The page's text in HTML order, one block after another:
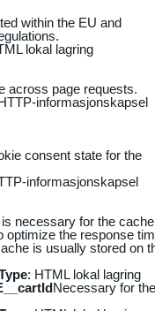
within the EU and
lokal lagring
across page requests.
informasjonskapsel
consent state for the
informasjonskapsel
necessary for the cache
optimize the response
is usually stored on
: HTML lokal lagring
Necessary for the